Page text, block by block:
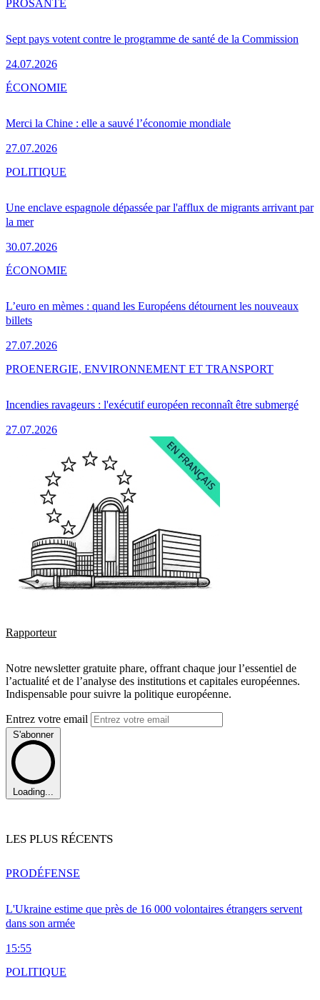
Sept pays votent contre le programme de santé de la Commission
24.07.2026
PROSANTÉ
Merci la Chine : elle a sauvé l’économie mondiale
27.07.2026
ÉCONOMIE
Une enclave espagnole dépassée par l'afflux de migrants arrivant par
la mer
30.07.2026
POLITIQUE
L’euro en mèmes : quand les Européens détournent les nouveaux
billets
27.07.2026
ÉCONOMIE
Incendies ravageurs : l'exécutif européen reconnaît être submergé
27.07.2026
PROENERGIE, ENVIRONNEMENT ET TRANSPORT
Rapporteur
Notre newsletter gratuite phare, offrant chaque jour l’essentiel de
l’actualité et de l’analyse des institutions et capitales européennes.
Indispensable pour suivre la politique européenne.
Entrez votre email
S'abonner
Loading...
LES PLUS RÉCENTS
L'Ukraine estime que près de 16 000 volontaires étrangers servent
dans son armée
15:55
PRODÉFENSE
POLITIQUE